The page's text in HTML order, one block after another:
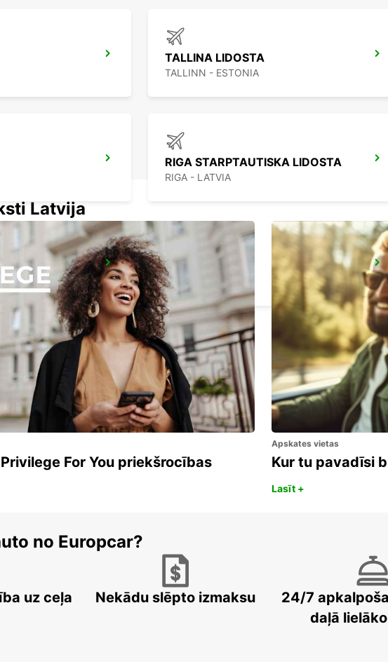
TALLINA LIDOSTA
TALLINN - ESTONIA
RIGA STARPTAUTISKA LIDOSTA
RIGA - LATVIA
ESPOO
ESPOO - FINLAND
Latvija
For You priekšrocības
Apskates vietas
Kur tu pavadīsi
Lasīt +
no Europcar?
uz ceļa Nekādu slēpto izmaksu
24/7
daļā